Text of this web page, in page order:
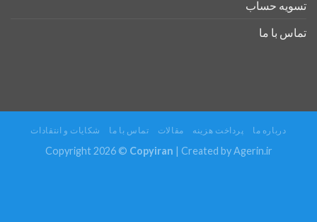
تسویه حساب
تماس با ما
درباره ما پرداخت هزینه مقالات تماس با ما شکایات و انتقادات
Copyright 2026 © Copyiran | Created byAgerin.ir